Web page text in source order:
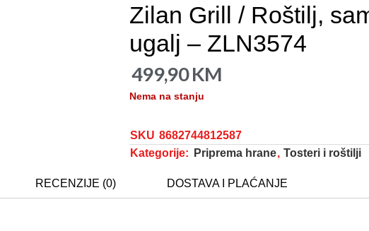
Zilan Grill / Roštilj,
ugalj – ZLN3574
499,90KM
Nema na stanju
SKU 8682744812587
Kategorije:
Priprema hrane, Tosteri i roštilji
RECENZIJE (0) DOSTAVA I PLAĆANJE